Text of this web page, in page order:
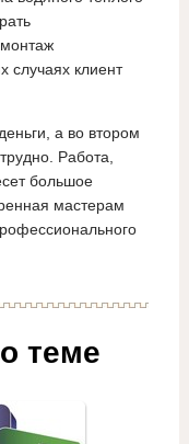
случаях клиент
а во втором
Работа,
большое
мастерам
теме